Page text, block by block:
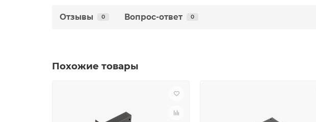
Отзывы 0 Вопрос-ответ 0
Похожие товары